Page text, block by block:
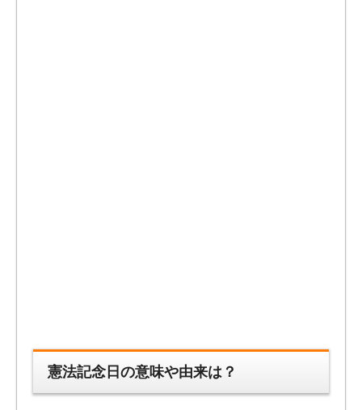
憲法記念日の意味や由来は？